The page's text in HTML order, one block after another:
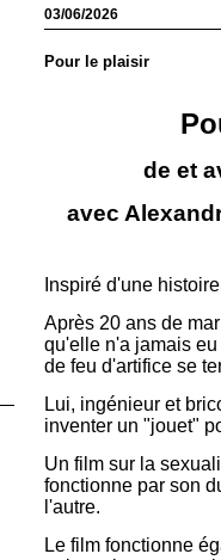
03/06/2026
Pour le plaisir
de et
avec
Inspiré d'une
Après 20 ans de
qu'elle n'a jamais
de feu d'artifice se
Lui, ingénieur et
inventer un "jouet"
Un film sur la
fonctionne par son
l'autre.
Le film fonctionne